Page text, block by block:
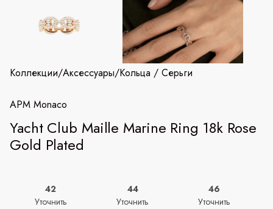
Коллекции/Аксессуары/Кольца / Серьги
APM Monaco
Yacht Club Maille Marine Ring 18k Rose
Gold Plated
42
Уточнить
44
Уточнить
46
Уточнить